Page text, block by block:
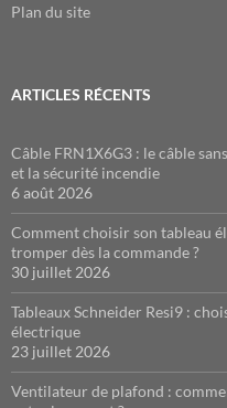
Plan du site
ARTICLES RÉCENTS
Câble FRN1X6G3 : le câble
et la sécurité incendie
6 août 2026
Comment choisir son tableau
tromper dès la commande ?
30 juillet 2026
Tableaux Schneider Resi9 :
électrique
23 juillet 2026
Ventilateur de plafond :